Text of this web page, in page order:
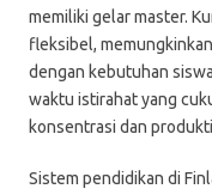
memiliki gelar master.
fleksibel,
dengan kebutuhan
waktu istirahat yang
konsentrasi dan
Sistem pendidikan di